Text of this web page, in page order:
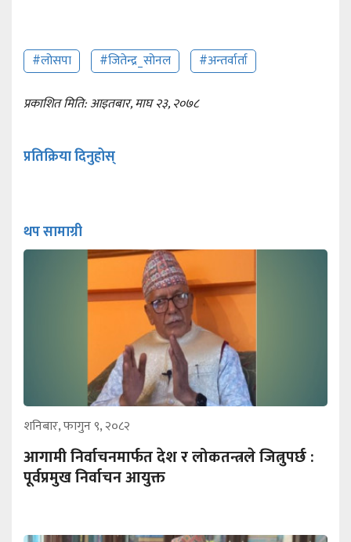
#लोसपा #जितेन्द्र_सोनल #अन्तर्वार्ता
प्रकाशित मिति: आइतबार, माघ २३, २०७८
प्रतिक्रिया दिनुहोस्
थप सामाग्री
शनिबार, फागुन ९, २०८२
आगामी निर्वाचनमार्फत देश र लोकतन्त्रले जित्नुपर्छ :
पूर्वप्रमुख निर्वाचन आयुक्त